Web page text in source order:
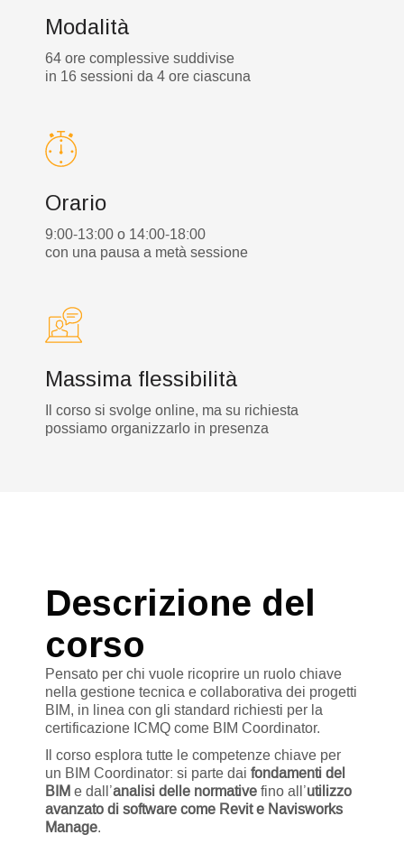
Modalità
64 ore complessive suddivise
in 16 sessioni da 4 ore ciascuna
Orario
9:00-13:00 o 14:00-18:00
con una pausa a metà sessione
Massima flessibilità
Il corso si svolge online, ma su richiesta
possiamo organizzarlo in presenza
Descrizione del
corso
Pensato per chi vuole ricoprire un ruolo chiave
nella gestione tecnica e collaborativa dei progetti
BIM, in linea con gli standard richiesti per la
certificazione ICMQ come BIM Coordinator.
Il corso esplora tutte le competenze chiave per
un BIM Coordinator: si parte dai fondamenti del
BIMe dall’analisi delle normativefino all’utilizzo
avanzato di software come Revit e Navisworks
Manage.